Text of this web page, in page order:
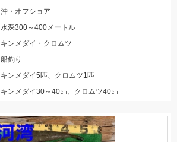
沖・オフショア
水深300～400メートル
キンメダイ・クロムツ
船釣り
キンメダイ5匹、クロムツ1匹
キンメダイ30～40㎝、クロムツ40㎝